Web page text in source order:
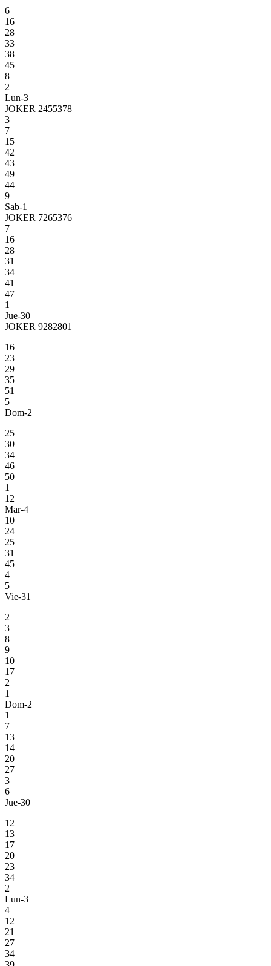
6
16
28
33
38
45
8
2
Lun-3
JOKER 2455378
3
7
15
42
43
49
44
9
Sab-1
JOKER 7265376
7
16
28
31
34
41
47
1
Jue-30
JOKER 9282801
16
23
29
35
51
5
Dom-2
25
30
34
46
50
1
12
Mar-4
10
24
25
31
45
4
5
Vie-31
2
3
8
9
10
17
2
1
Dom-2
1
7
13
14
20
27
3
6
Jue-30
12
13
17
20
23
34
2
Lun-3
4
12
21
27
34